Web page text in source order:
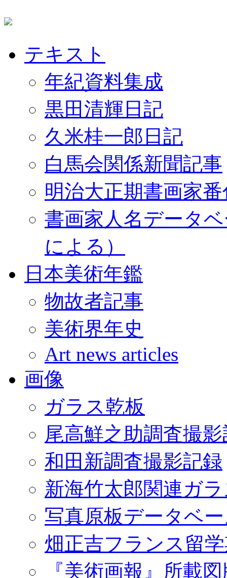
テキスト
年紀資料集成
黒田清輝日記
久米桂一郎日記
白馬会関係新聞記事
明治大正期書画家
書画家人名データ
による）
日本美術年鑑
物故者記事
美術界年史
Art news articles
画像
ガラス乾板
尾高鮮之助調査撮
和田新調査撮影記録
新海竹太郎関連ガ
写真原板データベ
畑正吉フランス留
『美術画報』所載